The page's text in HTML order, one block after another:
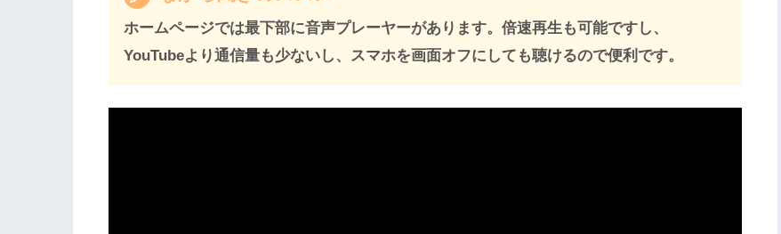
ホームページでは最下部に音声プレーヤーがあります。倍速再生も可能ですし、
YouTubeより通信量も少ないし、スマホを画面オフにしても聴けるので便利です。